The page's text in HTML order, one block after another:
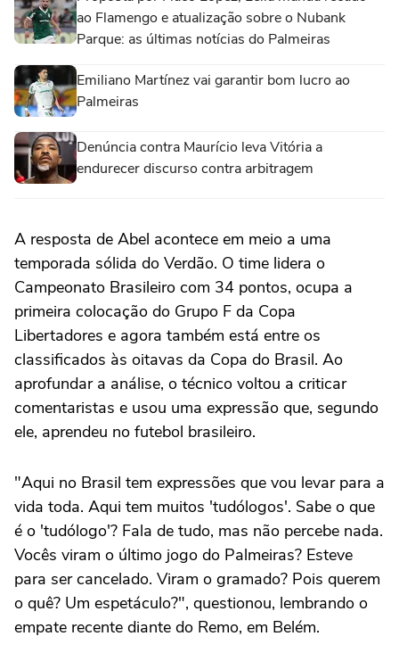
ao Flamengo e atualização sobre o Nubank
Parque: as últimas notícias do Palmeiras
Emiliano Martínez vai garantir bom lucro ao
Palmeiras
Denúncia contra Maurício leva Vitória a
endurecer discurso contra arbitragem
A resposta de Abel acontece em meio a uma
temporada sólida do Verdão. O time lidera o
Campeonato Brasileiro com 34 pontos, ocupa a
primeira colocação do Grupo F da Copa
Libertadores e agora também está entre os
classificados às oitavas da Copa do Brasil. Ao
aprofundar a análise, o técnico voltou a criticar
comentaristas e usou uma expressão que, segundo
ele, aprendeu no futebol brasileiro.
"Aqui no Brasil tem expressões que vou levar para a
vida toda. Aqui tem muitos 'tudólogos'. Sabe o que
é o 'tudólogo'? Fala de tudo, mas não percebe nada.
Vocês viram o último jogo do Palmeiras? Esteve
para ser cancelado. Viram o gramado? Pois querem
o quê? Um espetáculo?", questionou, lembrando o
empate recente diante do Remo, em Belém.